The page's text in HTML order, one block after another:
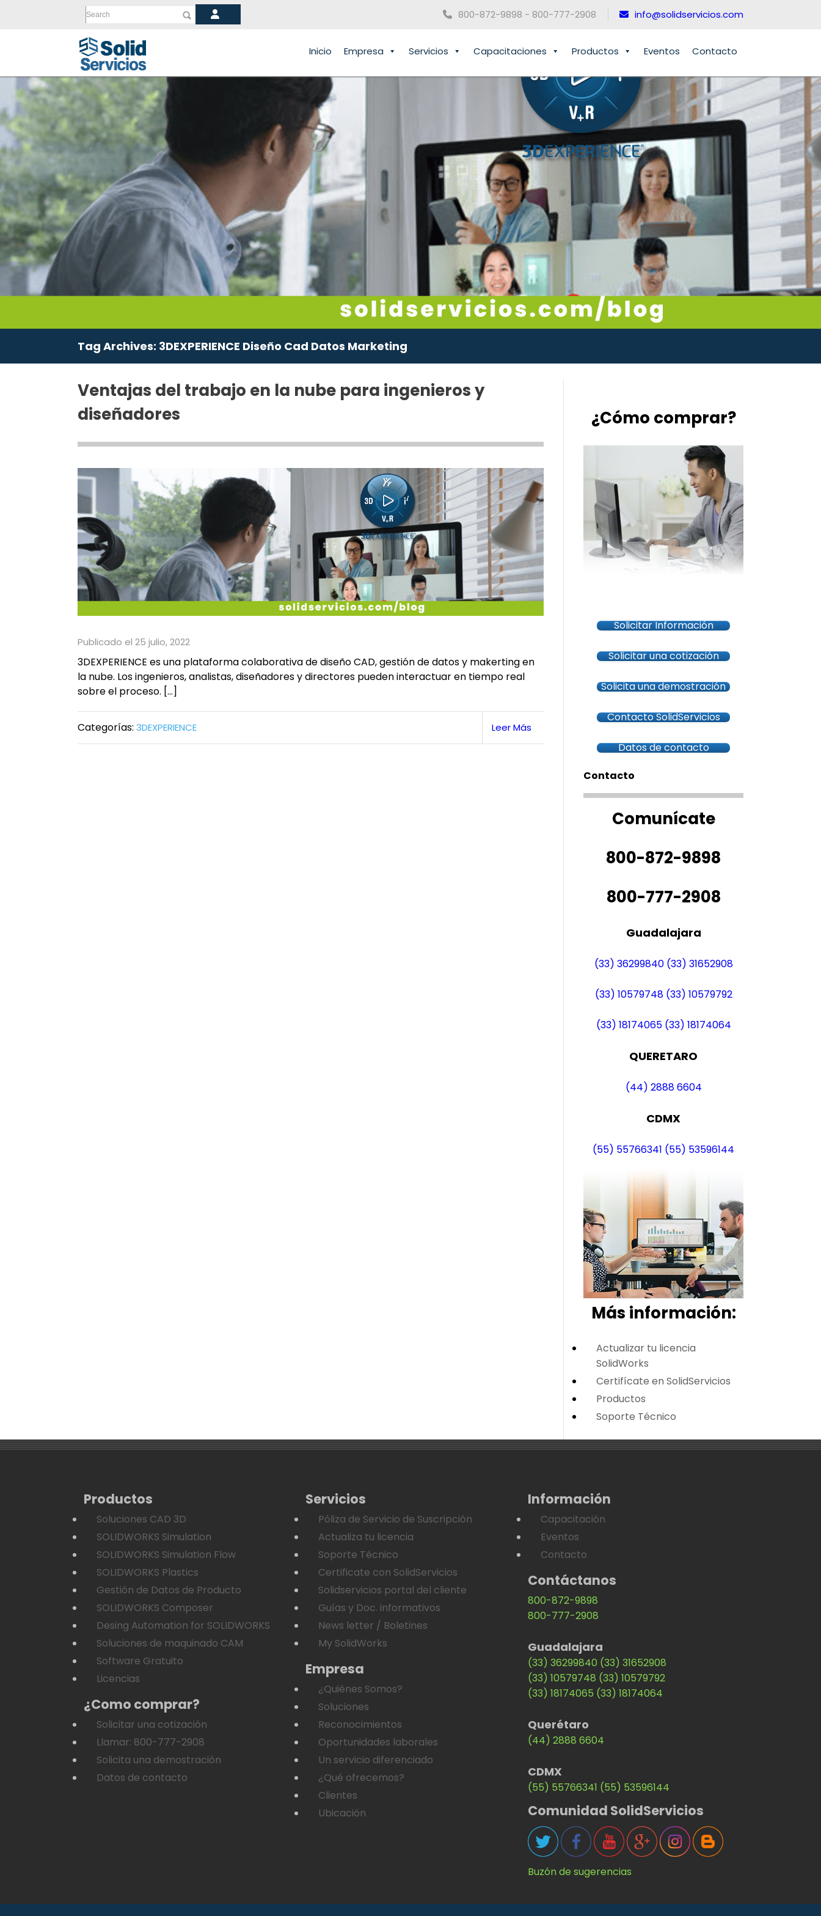
800-872-9898 - 800-777-2908 info@solidservicios.com
Search
Inicio Empresa Servicios Capacitaciones Productos Eventos Contacto
Tag Archives: 3DEXPERIENCE Diseño Cad Datos Marketing
Ventajas del trabajo en la nube para ingenieros y
diseñadores
Publicado el 25 julio, 2022
3DEXPERIENCE es una plataforma colaborativa de diseño CAD, gestión de datos y makerting en
la nube. Los ingenieros, analistas, diseñadores y directores pueden interactuar en tiempo real
sobre el proceso. […]
Leer Más
Categorías: 3DEXPERIENCE
¿Cómo comprar?
Solicitar Información
Solicitar una cotización
Solicita una demostración
Contacto SolidServicios
Datos de contacto
Contacto
Comunícate
800-872-9898
800-777-2908
Guadalajara
(33) 36299840 (33) 31652908
(33) 10579748 (33) 10579792
(33) 18174065 (33) 18174064
QUERETARO
(44) 2888 6604
CDMX
(55) 55766341 (55) 53596144
Más información:
Actualizar tu licencia
SolidWorks
Certifícate en SolidServicios
Productos
Soporte Técnico
Productos
Soluciones CAD 3D
SOLIDWORKS Simulation
SOLIDWORKS Simulation Flow
SOLIDWORKS Plastics
Gestión de Datos de Producto
SOLIDWORKS Composer
Desing Automation for SOLIDWORKS
Soluciones de maquinado CAM
Software Gratuito
Licencias
¿Como comprar?
Solicitar una cotización
Llamar: 800-777-2908
Solicita una demostración
Datos de contacto
Servicios
Póliza de Servicio de Suscripción
Actualiza tu licencia
Soporte Técnico
Certificate con SolidServicios
Solidservicios portal del cliente
Guías y Doc. informativos
News letter / Boletines
My SolidWorks
Empresa
¿Quiénes Somos?
Soluciones
Reconocimientos
Oportunidades laborales
Un servicio diferenciado
¿Qué ofrecemos?
Clientes
Ubicación
Información
Capacitación
Eventos
Contacto
Contáctanos
800-872-9898
800-777-2908
Guadalajara
(33) 36299840 (33) 31652908
(33) 10579748 (33) 10579792
(33) 18174065 (33) 18174064
Querétaro
(44) 2888 6604
CDMX
(55) 55766341 (55) 53596144
Comunidad SolidServicios
Buzón de sugerencias